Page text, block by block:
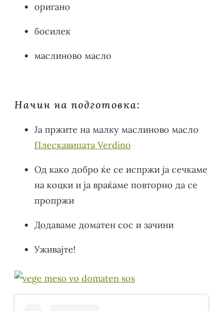
оригано
босилек
маслиново масло
Начин на подготовка:
Ја пржите на малку маслиново масло
Плескавицата Verdino
Од како добро ќе се испржи ја сечкаме
на коцки и ја враќаме повторно да се
пропржи
Додаваме доматен сос и зачини
Уживајте!